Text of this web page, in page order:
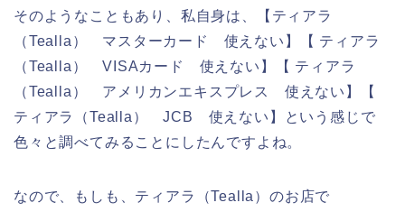
そのようなこともあり、私自身は、【ティアラ
（Tealla） マスターカード 使えない】【 ティアラ
（Tealla） VISAカード 使えない】【 ティアラ
（Tealla） アメリカンエキスプレス 使えない】【
ティアラ（Tealla） JCB 使えない】という感じで
色々と調べてみることにしたんですよね。
なので、もしも、ティアラ（Tealla）のお店で